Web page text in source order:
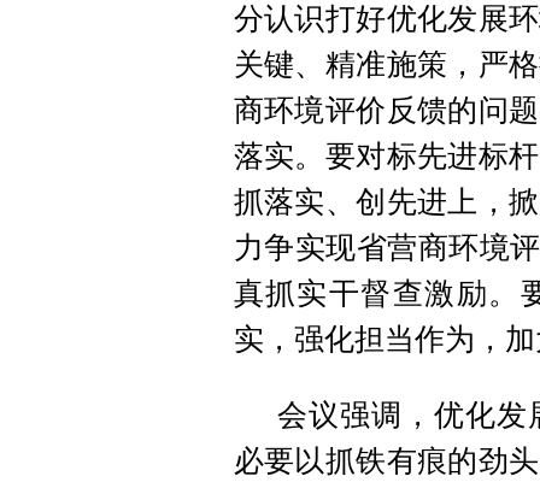
分认识打好优化发展
关键、精准施策，严
商环境评价反馈的问
落实。要对标先进标
抓落实、创先进上，
力争实现省营商环境
真抓实干督查激励。
实，强化担当作为，
会议强调，优化发
必要以抓铁有痕的劲